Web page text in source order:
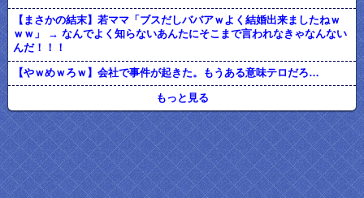
【まさかの結末】若ママ「ブスだしババアｗよく結婚出来ましたねｗ
ｗｗ」 → なんでよく知らないあんたにそこまで言われなきゃなんない
んだ！！！
【やｗめｗろｗ】会社で事件が起きた。もうある意味テロだろ…
もっと見る